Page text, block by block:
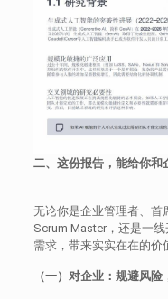
二、这份报告，能给你和
无论你是企业管理者、首
Scrum Master，还是一
需求，带来实实在在的价
（一）对企业：规避风